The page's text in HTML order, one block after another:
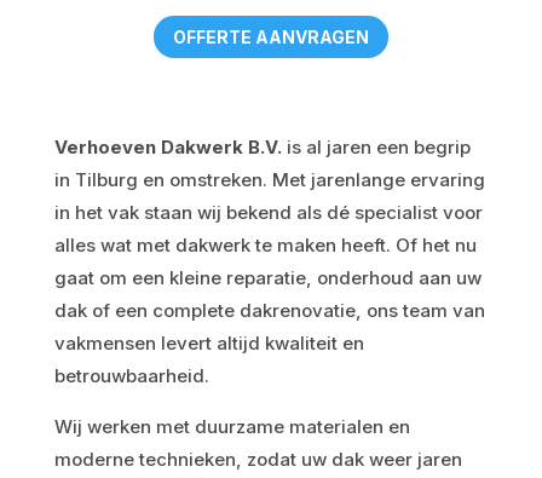
OFFERTE AANVRAGEN
Verhoeven Dakwerk B.V. is al jaren een begrip
in Tilburg en omstreken. Met jarenlange ervaring
in het vak staan wij bekend als dé specialist voor
alles wat met dakwerk te maken heeft. Of het nu
gaat om een kleine reparatie, onderhoud aan uw
dak of een complete dakrenovatie, ons team van
vakmensen levert altijd kwaliteit en
betrouwbaarheid.
Wij werken met duurzame materialen en
moderne technieken, zodat uw dak weer jaren